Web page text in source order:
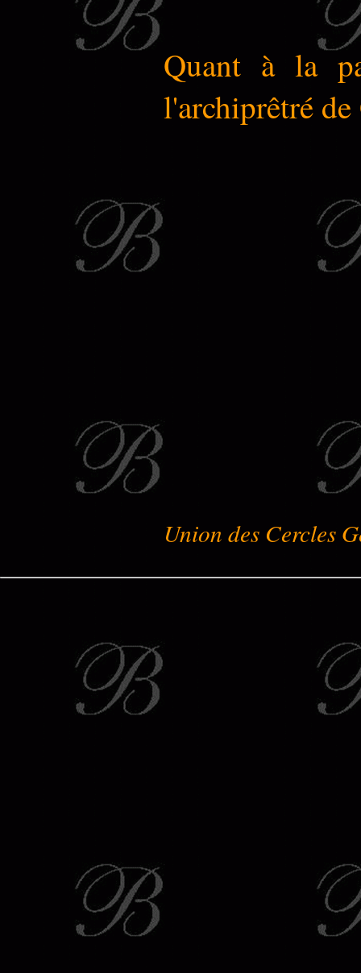
Quant à la
l'archiprêtré de
Union des Cercles